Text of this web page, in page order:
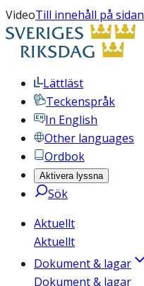
VideoTill innehåll på sidan
Lättläst
Teckenspråk
In English
Other languages
Ordbok
Aktivera lyssna
Sök
Aktuellt
Aktuellt
Dokument & lagar
Dokument & lagar